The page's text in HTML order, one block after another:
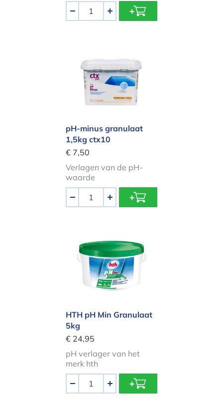
+
pH-minus granulaat
1,5kg ctx10
€ 7,50
Verlagen van de pH-
waarde
+
HTH pH Min Granulaat
5kg
€ 24,95
pH verlager van het
merk hth
+